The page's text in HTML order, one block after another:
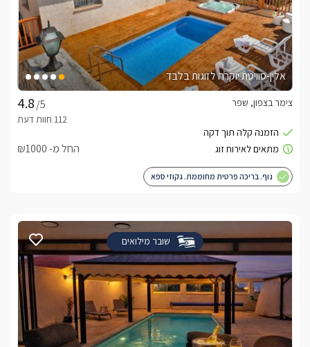
אלין-סוויטת יוקרה לזוגות בלבד
/5
צימר בצפון, שפר
החל מ- ₪1000
נוף. בריכה פרטית מחוממת. גקוזי ספא
שובר מילואים